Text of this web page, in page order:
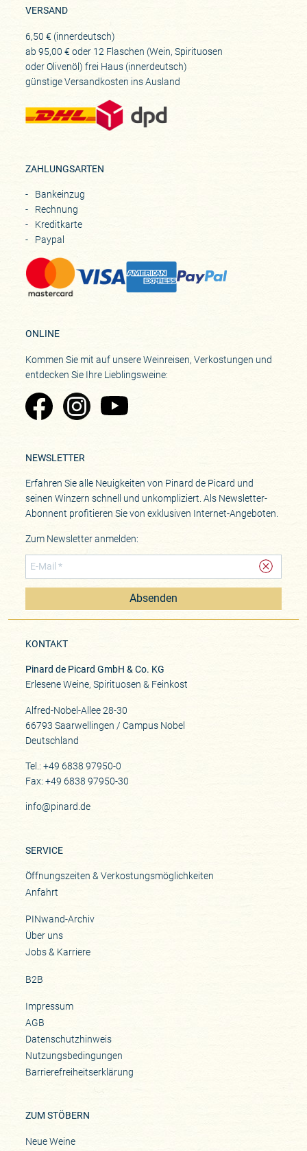
VERSAND
6,50 € (innerdeutsch)
ab 95,00 € oder 12 Flaschen (Wein, Spirituosen
oder Olivenöl) frei Haus (innerdeutsch)
günstige Versandkosten ins Ausland
ZAHLUNGSARTEN
Bankeinzug
Rechnung
Kreditkarte
Paypal
ONLINE
Kommen Sie mit auf unsere Weinreisen, Verkostungen und
entdecken Sie Ihre Lieblingsweine:
Zu Pinard's Facebook-Seite
Zu Pinard's Instagram-Seite
Zu Pinard's YouTube-Seite
NEWSLETTER
Erfahren Sie alle Neuigkeiten von Pinard de Picard und
seinen Winzern schnell und unkompliziert. Als Newsletter-
Abonnent profitieren Sie von exklusiven Internet-Angeboten.
Zum Newsletter anmelden:
Absenden
KONTAKT
Pinard de Picard GmbH & Co. KG
Erlesene Weine, Spirituosen & Feinkost
Alfred-Nobel-Allee 28-30
66793 Saarwellingen / Campus Nobel
Deutschland
Tel.: +49 6838 97950-0
Fax: +49 6838 97950-30
info@pinard.de
SERVICE
Öffnungszeiten & Verkostungsmöglichkeiten
Anfahrt
PINwand-Archiv
Über uns
Jobs & Karriere
B2B
Impressum
AGB
Datenschutzhinweis
Nutzungsbedingungen
Barrierefreiheitserklärung
ZUM STÖBERN
Neue Weine